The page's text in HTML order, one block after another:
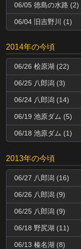
06/05 徳島の水路 (2)
06/04 旧吉野川 (1)
2014年の今頃
06/26 桧原湖 (22)
06/25 八郎潟 (3)
06/24 八郎潟 (14)
06/19 池原ダム (5)
06/18 池原ダム (1)
2013年の今頃
06/27 八郎潟 (16)
06/26 八郎潟 (9)
06/25 八郎潟 (9)
06/18 野尻湖 (11)
06/13 榛名湖 (8)